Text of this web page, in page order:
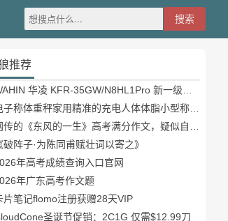
推荐
华凌 KFR-35GW/N8HL1Pro 新一级能效 壁挂式空调 1.5匹
称体重秤家用精准的充电人体体脂小型称重支持HUAWEI HiLink
传的《东风的一生》高考满分作文，疑似自媒体或其他渠道炒作
破阵子·为陈同甫赋壮词以寄之》
年高考成绩查询入口官网
年广东高考作文题
片笔记flomo注册获赠28天VIP
圣诞节促销：2C1G 仅需$12.99刀